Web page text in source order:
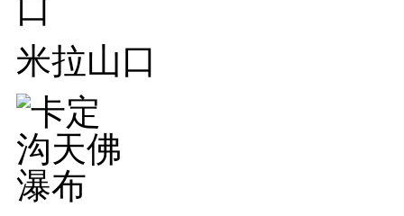
米拉山口